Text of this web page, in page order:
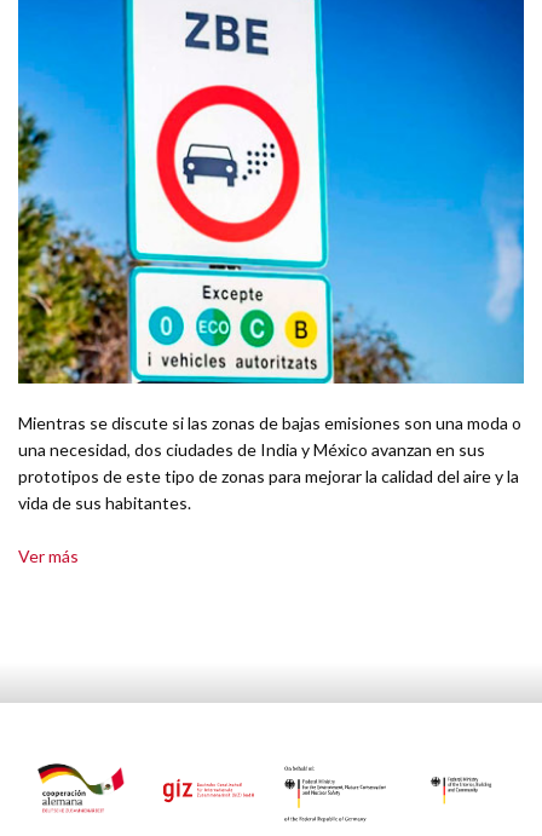
Mientras se discute si las zonas de bajas emisiones son una moda o
una necesidad, dos ciudades de India y México avanzan en sus
prototipos de este tipo de zonas para mejorar la calidad del aire y la
vida de sus habitantes.
Ver más